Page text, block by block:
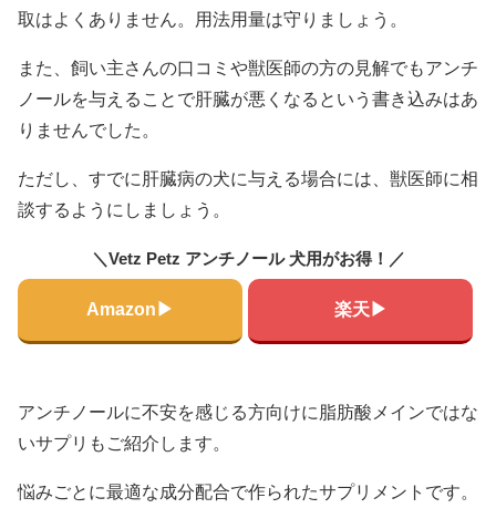
取はよくありません。用法用量は守りましょう。
また、飼い主さんの口コミや獣医師の方の見解でもアンチ
ノールを与えることで肝臓が悪くなるという書き込みはあ
りませんでした。
ただし、すでに肝臓病の犬に与える場合には、獣医師に相
談するようにしましょう。
＼Vetz Petz アンチノール 犬用がお得！／
Amazon▶ 楽天▶
アンチノールに不安を感じる方向けに脂肪酸メインではな
いサプリもご紹介します。
悩みごとに最適な成分配合で作られたサプリメントです。